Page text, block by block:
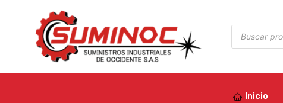
contenido
Búsqueda
de
productos
Inicio